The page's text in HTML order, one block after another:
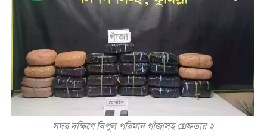
সদর দক্ষিণে বিপুল পরিমান গাঁজাসহ গ্রেফতার ২